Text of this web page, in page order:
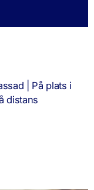
| På plats i
distans